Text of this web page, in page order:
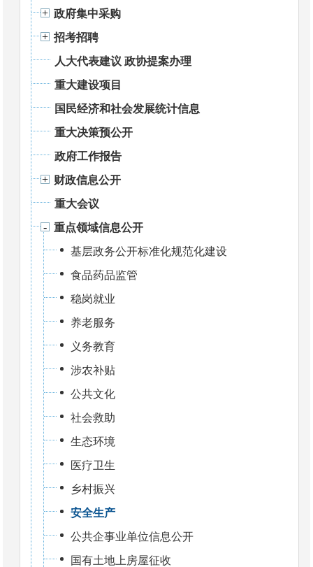
政府集中采购
招考招聘
人大代表建议 政协提案办理
重大建设项目
国民经济和社会发展统计信息
重大决策预公开
政府工作报告
财政信息公开
重大会议
重点领域信息公开
基层政务公开标准化规范化建设
食品药品监管
稳岗就业
养老服务
义务教育
涉农补贴
公共文化
社会救助
生态环境
医疗卫生
乡村振兴
安全生产
公共企事业单位信息公开
国有土地上房屋征收